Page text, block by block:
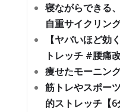
寝ながらできる
自重サイクリン
【ヤバいほど効
トレッチ #腰痛
痩せたモーニン
筋トレやスポー
的ストレッチ【6